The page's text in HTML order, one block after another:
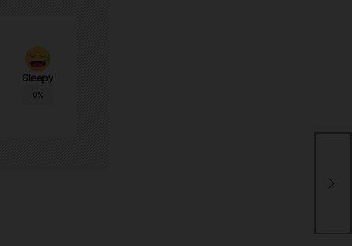
Sleepy
0%
La